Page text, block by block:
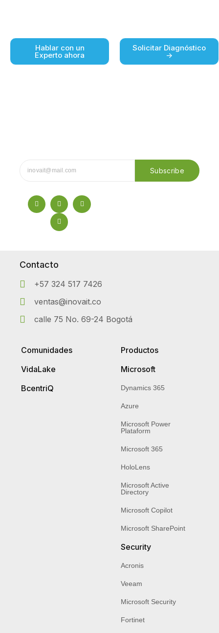
Hablar con un
Experto ahora
Solicitar Diagnóstico
->
Subscribe
Contacto
+57 324 517 7426
ventas@inovait.co
calle 75 No. 69-24 Bogotá
Comunidades
VidaLake
BcentriQ
Productos
Microsoft
Dynamics 365
Azure
Microsoft Power
Plataform
Microsoft 365
HoloLens
Microsoft Active
Directory
Microsoft Copilot
Microsoft SharePoint
Security
Acronis
Veeam
Microsoft Security
Fortinet